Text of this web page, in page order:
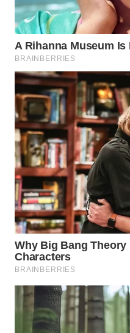
WAHANA
ADVOKAT
INFRASTRUKTUR
WAHANA
KONSUMEN
WAHANA
LISTRIK
WAHANA
TRAVEL
WAHANA
TV
WAHANANEWS
ID